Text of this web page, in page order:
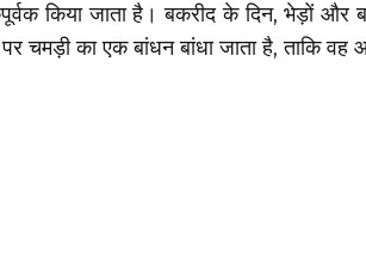
किया जाता है। बकरीद के दिन, भेड़ों और
चमड़ी का एक बांधन बांधा जाता है, ताकि वह